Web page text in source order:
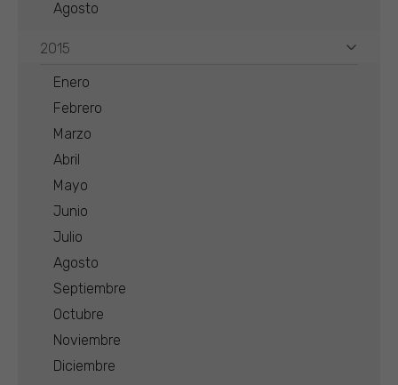
Agosto
2015
Enero
Febrero
Marzo
Abril
Mayo
Junio
Julio
Agosto
Septiembre
Octubre
Noviembre
Diciembre